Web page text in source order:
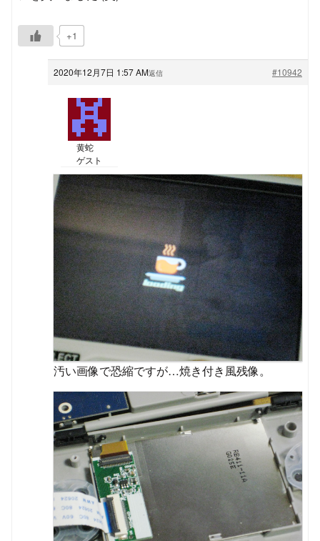
+1
2020年12月7日 1:57 AM #10942
返信
黄蛇
ゲスト
汚い画像で恐縮ですが…焼き付き風残像。